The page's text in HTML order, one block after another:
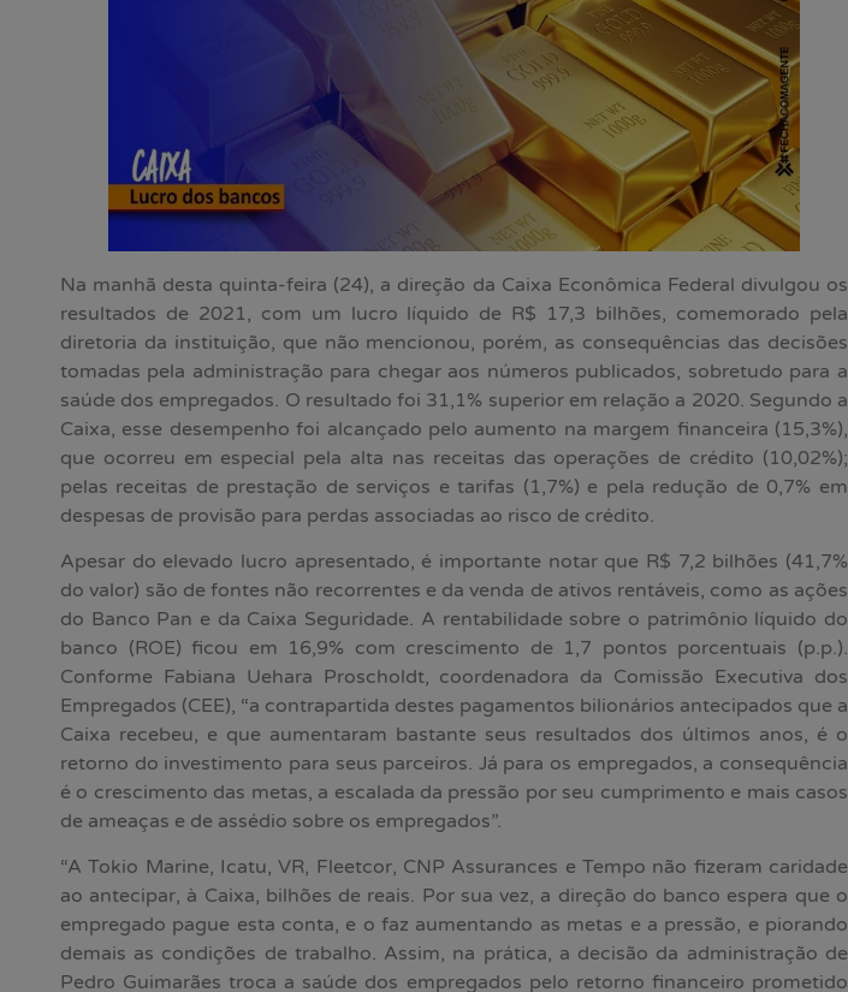
Na manhã desta quinta-feira (24), a direção da Caixa Econômica Federal divulgou os
resultados de 2021, com um lucro líquido de R$ 17,3 bilhões, comemorado pela
diretoria da instituição, que não mencionou, porém, as consequências das decisões
tomadas pela administração para chegar aos números publicados, sobretudo para a
saúde dos empregados. O resultado foi 31,1% superior em relação a 2020. Segundo a
Caixa, esse desempenho foi alcançado pelo aumento na margem financeira (15,3%),
que ocorreu em especial pela alta nas receitas das operações de crédito (10,02%);
pelas receitas de prestação de serviços e tarifas (1,7%) e pela redução de 0,7% em
despesas de provisão para perdas associadas ao risco de crédito.
Apesar do elevado lucro apresentado, é importante notar que R$ 7,2 bilhões (41,7%
do valor) são de fontes não recorrentes e da venda de ativos rentáveis, como as ações
do Banco Pan e da Caixa Seguridade. A rentabilidade sobre o patrimônio líquido do
banco (ROE) ficou em 16,9% com crescimento de 1,7 pontos porcentuais (p.p.).
Conforme Fabiana Uehara Proscholdt, coordenadora da Comissão Executiva dos
Empregados (CEE), “a contrapartida destes pagamentos bilionários antecipados que a
Caixa recebeu, e que aumentaram bastante seus resultados dos últimos anos, é o
retorno do investimento para seus parceiros. Já para os empregados, a consequência
é o crescimento das metas, a escalada da pressão por seu cumprimento e mais casos
de ameaças e de assédio sobre os empregados”.
“A Tokio Marine, Icatu, VR, Fleetcor, CNP Assurances e Tempo não fizeram caridade
ao antecipar, à Caixa, bilhões de reais. Por sua vez, a direção do banco espera que o
empregado pague esta conta, e o faz aumentando as metas e a pressão, e piorando
demais as condições de trabalho. Assim, na prática, a decisão da administração de
Pedro Guimarães troca a saúde dos empregados pelo retorno financeiro prometido